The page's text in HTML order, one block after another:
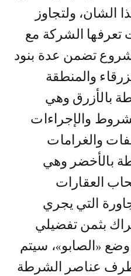
الشان، ولتجاوز
تعرفها الشركة مع
تضمن عدة بنود
والمنطقة
بالأزرق وهي
والإجراءات
والغرامات
بالأخضر وهي
العقارات
التي يجري
بثمن تفضيلي
«الصابو»، سيتم
عناصر الشرطة